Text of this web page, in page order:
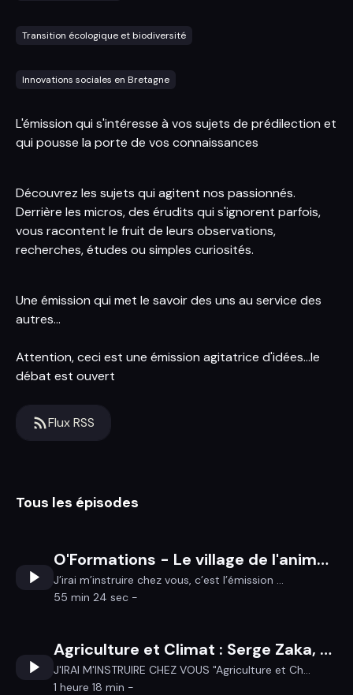
Transition écologique et biodiversité
Innovations sociales en Bretagne
L'émission qui s'intéresse à vos sujets de prédilection et
qui pousse la porte de vos connaissances
Découvrez les sujets qui agitent nos passionnés.
Derrière les micros, des érudits qui s'ignorent parfois,
vous racontent le fruit de leurs observations,
recherches, études ou simples curiosités.
Une émission qui met le savoir des uns au service des
autres...
Attention, ceci est une émission agitatrice d'idées...le
débat est ouvert
Flux RSS
Tous les épisodes
O'Formations - Le village de l'animation à Redon
J’irai m’instruire chez vous, c’est l’émission ...
55 min 24 sec -
Agriculture et Climat : Serge Zaka, agroclimatologue et Gerard Gruau, directeur de recherche au CNRS
J'IRAI M'INSTRUIRE CHEZ VOUS "Agriculture et Ch...
1 heure 18 min -